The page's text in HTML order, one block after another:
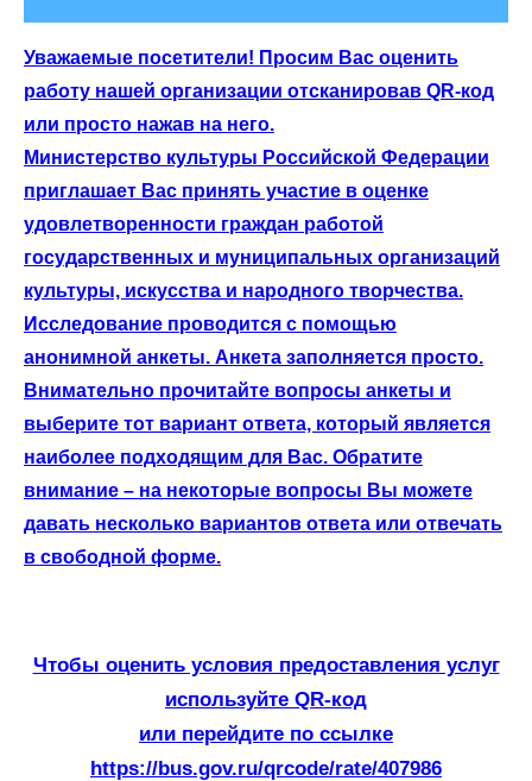
Уважаемые посетители! Просим Вас оценить
работу нашей организации отсканировав QR-код
или просто нажав на него.
Министерство культуры Российской Федерации
приглашает Вас принять участие в оценке
удовлетворенности граждан работой
государственных и муниципальных организаций
культуры, искусства и народного творчества.
Исследование проводится с помощью
анонимной анкеты. Анкета заполняется просто.
Внимательно прочитайте вопросы анкеты и
выберите тот вариант ответа, который является
наиболее подходящим для Вас. Обратите
внимание – на некоторые вопросы Вы можете
давать несколько вариантов ответа или отвечать
в свободной форме.
Чтобы оценить условия предоставления услуг
используйте QR-код
или перейдите по ссылке
https://bus.gov.ru/qrcode/rate/407986